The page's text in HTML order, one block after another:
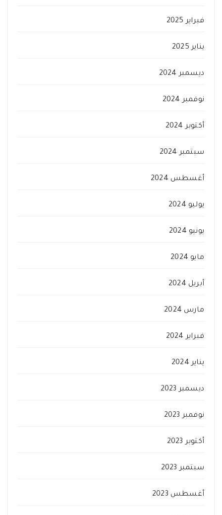
فبراير 2025
يناير 2025
ديسمبر 2024
نوفمبر 2024
أكتوبر 2024
سبتمبر 2024
أغسطس 2024
يوليو 2024
يونيو 2024
مايو 2024
أبريل 2024
مارس 2024
فبراير 2024
يناير 2024
ديسمبر 2023
نوفمبر 2023
أكتوبر 2023
سبتمبر 2023
أغسطس 2023